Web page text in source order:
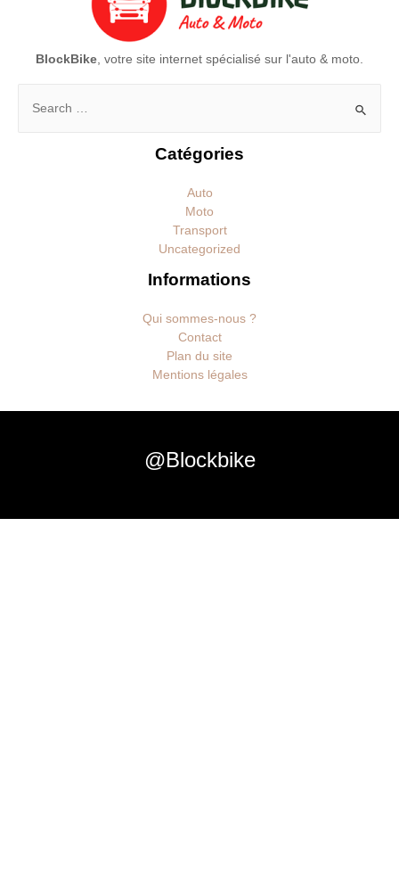
BlockBike , votre site internet spécialisé sur l'auto & moto.
Rechercher :
Catégories
Auto
Moto
Transport
Uncategorized
Informations
Qui sommes-nous ?
Contact
Plan du site
Mentions légales
@Blockbike